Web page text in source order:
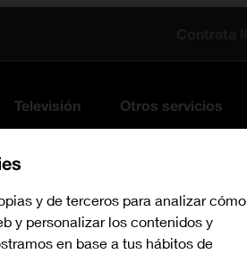
Televisión Otros servicios
y de terceros para analizar cómo
y personalizar los contenidos y
en base a tus hábitos de